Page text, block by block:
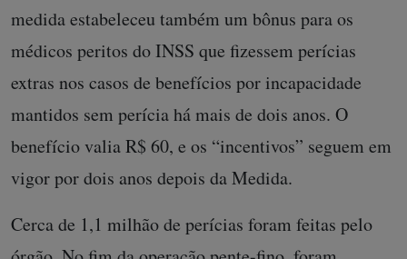
medida estabeleceu também um bônus para os
médicos peritos do INSS que fizessem perícias
extras nos casos de benefícios por incapacidade
mantidos sem perícia há mais de dois anos. O
benefício valia R$ 60, e os “incentivos” seguem em
vigor por dois anos depois da Medida.
Cerca de 1,1 milhão de perícias foram feitas pelo